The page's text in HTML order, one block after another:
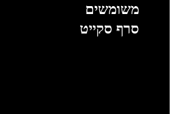
משומשים
סרף סקייט